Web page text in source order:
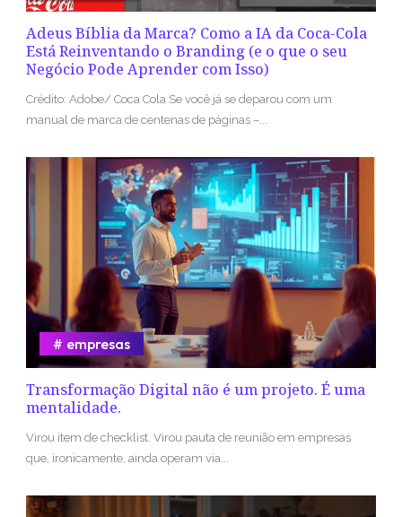
Adeus Bíblia da Marca? Como a IA da Coca-Cola
Está Reinventando o Branding (e o que o seu
Negócio Pode Aprender com Isso)
Crédito: Adobe/ Coca Cola Se você já se deparou com um
manual de marca de centenas de páginas –...
Transformação Digital não é um projeto. É uma
mentalidade.
empresas
Virou item de checklist. Virou pauta de reunião em empresas
que, ironicamente, ainda operam via...